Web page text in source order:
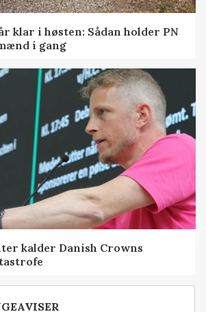
klar i høsten: Sådan holder PN
i gang
kalder Danish Crowns